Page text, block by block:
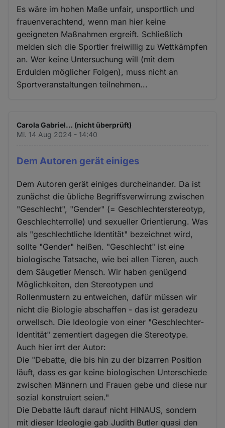
Es wäre im hohen Maße unfair, unsportlich und
frauenverachtend, wenn man hier keine
geeigneten Maßnahmen ergreift. Schließlich
melden sich die Sportler freiwillig zu Wettkämpfen
an. Wer keine Untersuchung will (mit dem
Erdulden möglicher Folgen), muss nicht an
Sportveranstaltungen teilnehmen...
Carola Gabriel… (nicht überprüft)
Mi. 14 Aug 2024 - 14:40
Dem Autoren gerät einiges
Dem Autoren gerät einiges durcheinander. Da ist
zunächst die übliche Begriffsverwirrung zwischen
"Geschlecht", "Gender" (= Geschlechterstereotyp,
Geschlechterrolle) und sexueller Orientierung. Was
als "geschlechtliche Identität" bezeichnet wird,
sollte "Gender" heißen. "Geschlecht" ist eine
biologische Tatsache, wie bei allen Tieren, auch
dem Säugetier Mensch. Wir haben genügend
Möglichkeiten, den Stereotypen und
Rollenmustern zu entweichen, dafür müssen wir
nicht die Biologie abschaffen - das ist geradezu
orwellsch. Die Ideologie von einer "Geschlechter-
Identität" zementiert dagegen die Stereotype.
Auch hier irrt der Autor:
Die "Debatte, die bis hin zu der bizarren Position
läuft, dass es gar keine biologischen Unterschiede
zwischen Männern und Frauen gebe und diese nur
sozial konstruiert seien."
Die Debatte läuft darauf nicht HINAUS, sondern
mit dieser Ideologie gab Judith Butler quasi den